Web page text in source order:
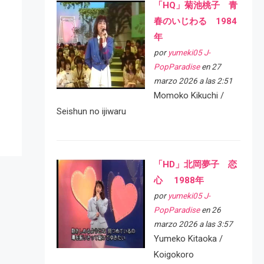
「HQ」菊池桃子 青
春のいじわる 1984
年
por yumeki05 J-
PopParadiseen 27
marzo 2026 a las 2:51
Momoko Kikuchi /
Seishun no ijiwaru
「HD」北岡夢子 恋
心 1988年
por yumeki05 J-
PopParadiseen 26
marzo 2026 a las 3:57
Yumeko Kitaoka /
Koigokoro